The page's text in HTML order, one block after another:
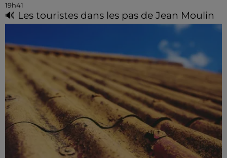
19h41
🔊 Les touristes dans les pas de Jean Moulin